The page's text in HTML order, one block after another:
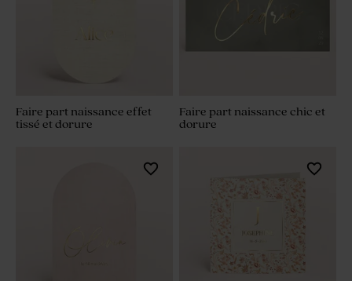
Faire part naissance effet
tissé et dorure
Faire part naissance chic et
dorure